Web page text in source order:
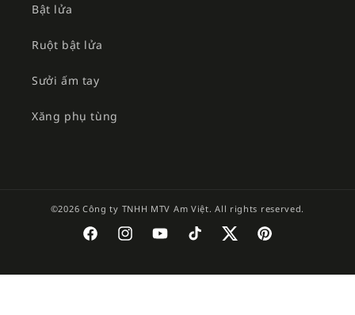
Bật lửa
Ruột bật lửa
Sưởi ấm tay
Xăng phụ tùng
©2026 Công ty TNHH MTV Am Việt. All rights reserved.
FacebookInstagramYouTubeTikTok TwitterPinterest